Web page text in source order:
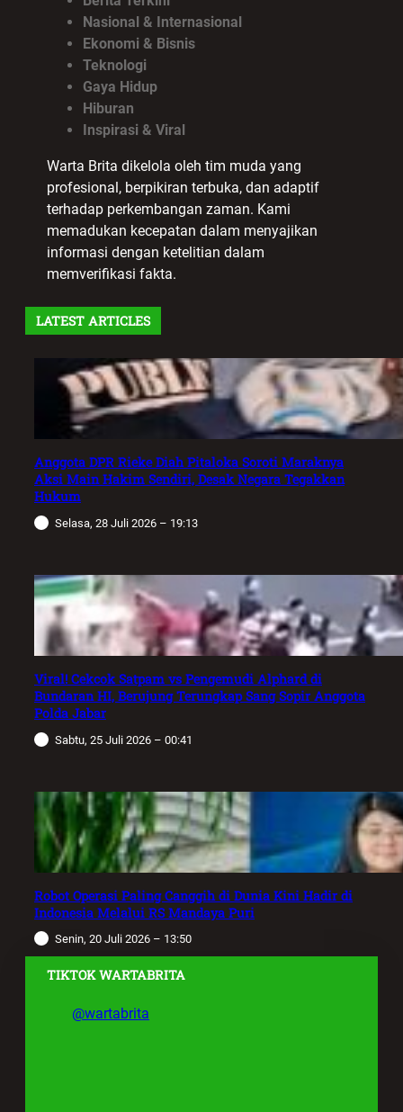
Nasional & Internasional
Ekonomi & Bisnis
Teknologi
Gaya Hidup
Hiburan
Inspirasi & Viral
Warta Brita dikelola oleh tim muda yang
profesional, berpikiran terbuka, dan adaptif
terhadap perkembangan zaman. Kami
memadukan kecepatan dalam menyajikan
informasi dengan ketelitian dalam
memverifikasi fakta.
LATEST ARTICLES
Anggota DPR Rieke Diah Pitaloka Soroti Maraknya
Aksi Main Hakim Sendiri, Desak Negara Tegakkan
Hukum
Selasa, 28 Juli 2026 – 19:13
Viral! Cekcok Satpam vs Pengemudi Alphard di
Bundaran HI, Berujung Terungkap Sang Sopir Anggota
Polda Jabar
Sabtu, 25 Juli 2026 – 00:41
Robot Operasi Paling Canggih di Dunia Kini Hadir di
Indonesia Melalui RS Mandaya Puri
Senin, 20 Juli 2026 – 13:50
TIKTOK WARTABRITA
@wartabrita